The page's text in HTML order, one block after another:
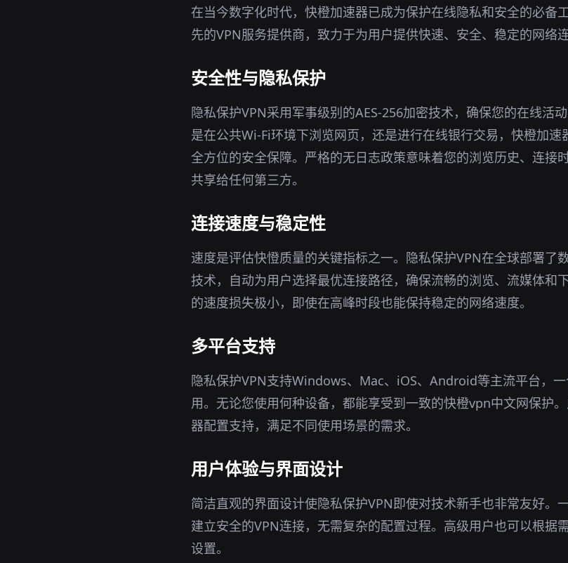
在当今数字化时代，快橙加速器已成为保护在线隐私和安全的必备
先的VPN服务提供商，致力于为用户提供快速、安全、稳定的网络连
安全性与隐私保护
隐私保护VPN采用军事级别的AES-256加密技术，确保您的在线活
是在公共Wi-Fi环境下浏览网页，还是进行在线银行交易，快橙加
全方位的安全保障。严格的无日志政策意味着您的浏览历史、连接
共享给任何第三方。
连接速度与稳定性
速度是评估快憕质量的关键指标之一。隐私保护VPN在全球部署了
技术，自动为用户选择最优连接路径，确保流畅的浏览、流媒体和
的速度损失极小，即使在高峰时段也能保持稳定的网络速度。
多平台支持
隐私保护VPN支持Windows、Mac、iOS、Android等主流平台，
用。无论您使用何种设备，都能享受到一致的快橙vpn中文网保护
器配置支持，满足不同使用场景的需求。
用户体验与界面设计
简洁直观的界面设计使隐私保护VPN即使对技术新手也非常友好。
建立安全的VPN连接，无需复杂的配置过程。高级用户也可以根据
设置。